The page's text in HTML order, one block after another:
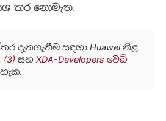
කර නොමැත.
දැනගැනීම සඳහා Huawei නිළ
, (3) සහ XDA-Developers වෙබ්